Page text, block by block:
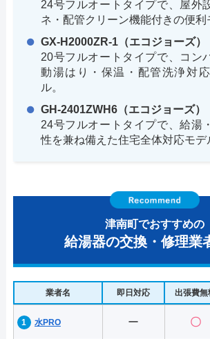
24号フルオートタイプで、屋外
ネ・配管クリーン機能付きの便利
GX-H2000ZR-1（エコジョーズ）
20号フルオートタイプで、コン
動湯はり・保温・配管洗浄対
ル。
GH-2401ZWH6（エコジョーズ）
24号フルオートタイプで、給湯
性を兼ね備えた住宅全体対応モデ
津南町でおすすめの
給湯器の交換・修理業
業者名 即日対応 出張費無
水PRO ー 〇